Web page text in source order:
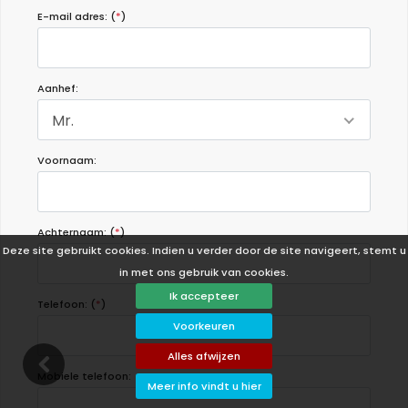
Deze site gebruikt cookies. Indien u verder door de site navigeert, stemt u
in met ons gebruik van cookies.
Ik accepteer
Voorkeuren
Alles afwijzen
Meer info vindt u hier
E-mail adres: (*)
Aanhef:
Mr.
Voornaam:
Achternaam: (*)
Telefoon: (*)
Mobiele telefoon: